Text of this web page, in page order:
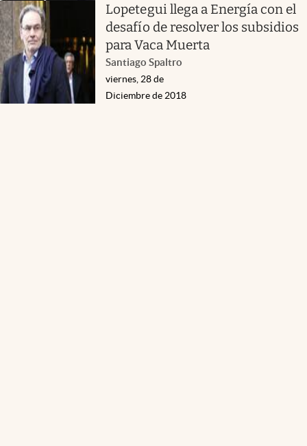
Lopetegui llega a Energía con el
desafío de resolver los subsidios
para Vaca Muerta
Santiago Spaltro
viernes, 28 de
Diciembre de 2018